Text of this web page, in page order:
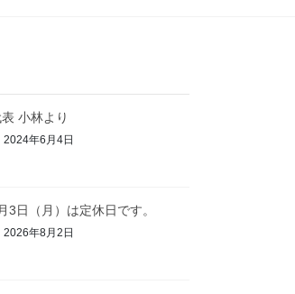
小林より
2024年6月4日
3日（月）は定休日です。
2026年8月2日